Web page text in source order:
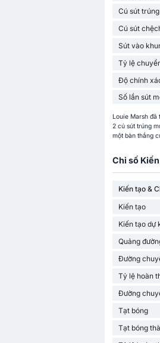
Cú sút trúng
Cú sút
Sút vào
Tỷ lệ
Độ chính
Số lần sút
Louie Marsh đã
2 cú sút trúng
một bàn thắng
Chỉ số
Kiến tạo &
Kiến tạo
Kiến tạo dự
Quảng
Đường
Tỷ lệ hoàn
Đường
Tạt bóng
Tạt bóng